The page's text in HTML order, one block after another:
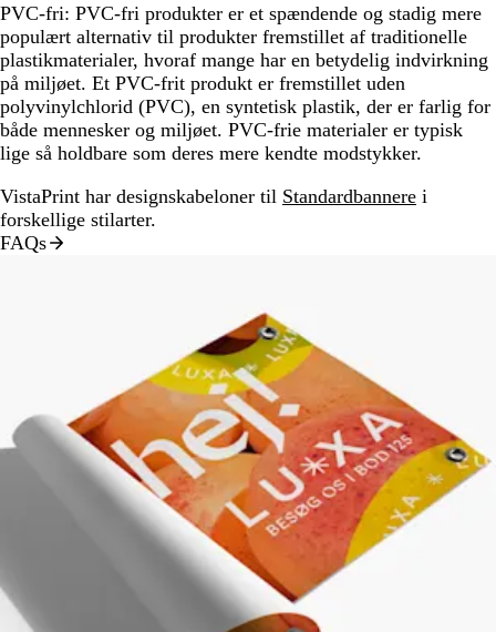
PVC-fri: PVC-fri produkter er et spændende og stadig mere
populært alternativ til produkter fremstillet af traditionelle
plastikmaterialer, hvoraf mange har en betydelig indvirkning
på miljøet. Et PVC-frit produkt er fremstillet uden
polyvinylchlorid (PVC), en syntetisk plastik, der er farlig for
både mennesker og miljøet. PVC-frie materialer er typisk
lige så holdbare som deres mere kendte modstykker.
VistaPrint har designskabeloner til Standardbannere i
forskellige stilarter.
FAQs